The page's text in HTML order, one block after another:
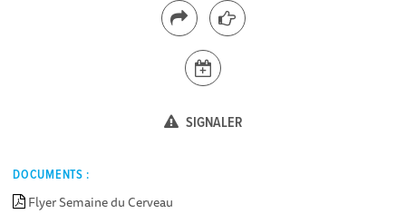
SIGNALER
DOCUMENTS :
Flyer Semaine du Cerveau